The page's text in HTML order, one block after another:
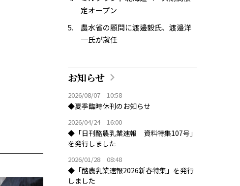
定オープン
農水省の顧問に渡邊毅氏、渡邉洋
一氏が就任
お知らせ
2026/08/07 10:58
◆夏季臨時休刊のお知らせ
2026/04/24 16:00
◆「日刊酪農乳業速報 資料特集107号」
を発行しました
2026/01/28 08:48
◆「酪農乳業速報2026新春特集」を発行
しました